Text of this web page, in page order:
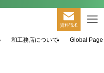
資料請求
和工務店について Global